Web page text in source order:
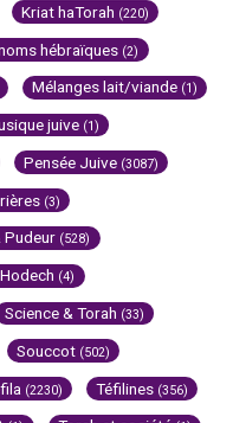
Kriat haTorah (220)
hébraïques (2)
Mélanges lait/viande (1)
juive (1)
Pensée Juive (3087)
(3)
Pudeur (528)
(4)
Science & Torah (33)
Souccot (502)
(2230) Téfilines (356)